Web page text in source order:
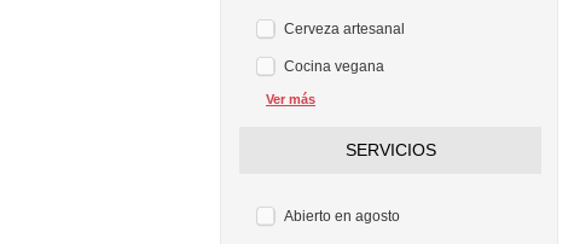
Cerveza artesanal
Cocina vegana
Ver más
SERVICIOS
Abierto en agosto